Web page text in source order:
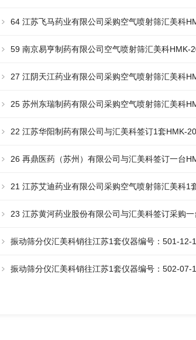
64 江苏飞马药业有限公司采购空气喷射筛汇美科
59 南京易亨制药有限公司空气喷射筛汇美科HMK-
27 江阴天江药业有限公司采购空气喷射筛汇美科
25 苏州东瑞制药有限公司采购空气喷射筛汇美科
22 江苏华阳制药有限公司与汇美科签订1套HMK-
26 再鼎医药（苏州）有限公司与汇美科签订一台
议
21 江苏艾迪药业有限公司采购空气喷射筛汇美科1
23 江苏黄河药业股份有限公司与汇美科签订采购
合同
振动筛分仪汇美科销往江苏1套仪器编号：501-12-
振动筛分仪汇美科销往江苏1套仪器编号：502-07-